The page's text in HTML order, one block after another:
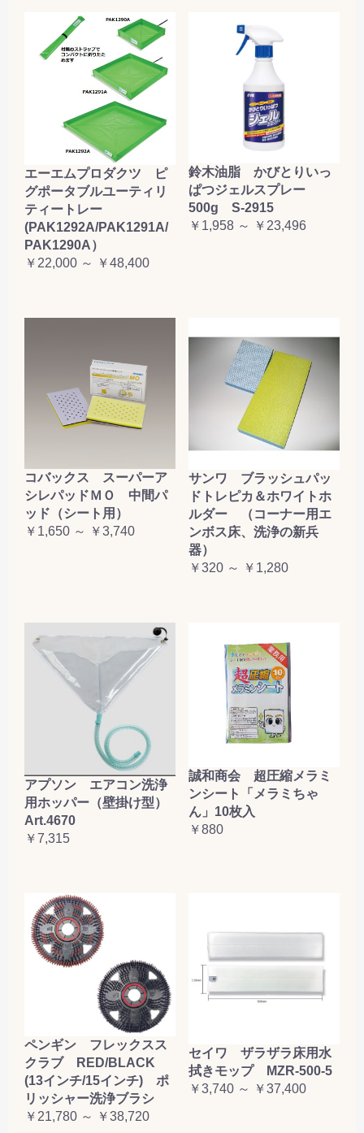
エーエムプロダクツ ピ
グポータブルユーティリ
ティートレー
(PAK1292A/PAK1291A/
PAK1290A）
￥22,000 ～ ￥48,400
鈴木油脂 かびとりいっ
ぱつジェルスプレー
500g S-2915
￥1,958 ～ ￥23,496
コバックス スーパーア
シレパッドＭＯ 中間パ
ッド（シート用）
￥1,650 ～ ￥3,740
サンワ ブラッシュパッ
ドトレピカ＆ホワイトホ
ルダー （コーナー用エ
ンボス床、洗浄の新兵
器）
￥320 ～ ￥1,280
アプソン エアコン洗浄
用ホッパー（壁掛け型）
Art.4670
￥7,315
誠和商会 超圧縮メラミ
ンシート「メラミちゃ
ん」10枚入
￥880
ペンギン フレックスス
クラブ RED/BLACK
(13インチ/15インチ) ポ
リッシャー洗浄ブラシ
￥21,780 ～ ￥38,720
セイワ ザラザラ床用水
拭きモップ MZR-500-5
￥3,740 ～ ￥37,400